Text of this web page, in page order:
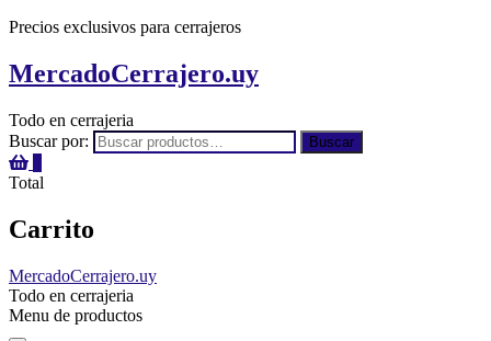
Precios exclusivos para cerrajeros
MercadoCerrajero.uy
Todo en cerrajeria
Buscar por:
Buscar
Total
Carrito
MercadoCerrajero.uy
Todo en cerrajeria
Menu de productos